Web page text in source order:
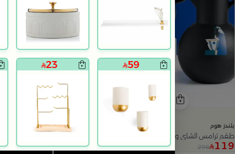
59
23
بلندز هوم
طقم ترامس الشاي و القهوة من سيمارا
119
298 60% خصم 399
755 47% خصم